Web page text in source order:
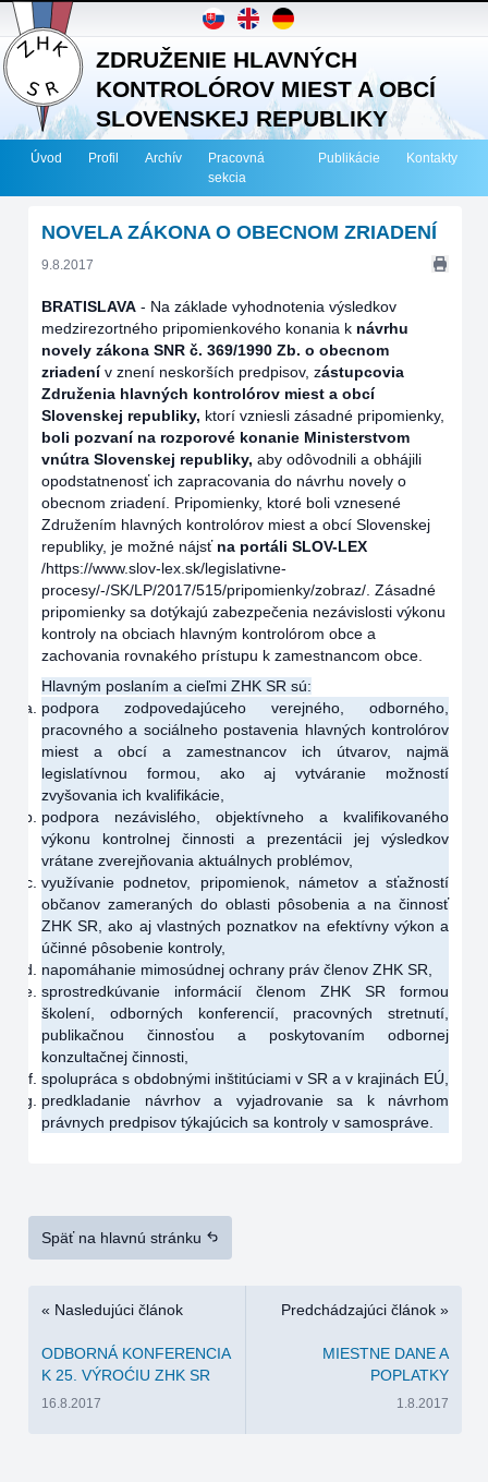
ZDRUŽENIE HLAVNÝCH
KONTROLÓROV MIEST A OBCÍ
SLOVENSKEJ REPUBLIKY
Úvod Profil Archív
Pracovná
sekcia
Publikácie Kontakty
NOVELA ZÁKONA O OBECNOM ZRIADENÍ
9.8.2017
BRATISLAVA - Na základe vyhodnotenia výsledkov
medzirezortného pripomienkového konania k návrhu
novely zákona SNR č. 369/1990 Zb. o obecnom
zriadenív znení neskorších predpisov, zástupcovia
Združenia hlavných kontrolórov miest a obcí
Slovenskej republiky, ktorí vzniesli zásadné pripomienky,
boli pozvaní na rozporové konanie Ministerstvom
vnútra Slovenskej republiky, aby odôvodnili a obhájili
opodstatnenosť ich zapracovania do návrhu novely o
obecnom zriadení. Pripomienky, ktoré boli vznesené
Združením hlavných kontrolórov miest a obcí Slovenskej
republiky, je možné nájsť na portáli SLOV-LEX
/https://www.slov-lex.sk/legislativne-
procesy/-/SK/LP/2017/515/pripomienky/zobraz/. Zásadné
pripomienky sa dotýkajú zabezpečenia nezávislosti výkonu
kontroly na obciach hlavným kontrolórom obce a
zachovania rovnakého prístupu k zamestnancom obce.
Hlavným poslaním a cieľmi ZHK SR sú:
podpora zodpovedajúceho verejného, odborného,
pracovného a sociálneho postavenia hlavných kontrolórov
miest a obcí a zamestnancov ich útvarov, najmä
legislatívnou formou, ako aj vytváranie možností
zvyšovania ich kvalifikácie,
podpora nezávislého, objektívneho a kvalifikovaného
výkonu kontrolnej činnosti a prezentácii jej výsledkov
vrátane zverejňovania aktuálnych problémov,
využívanie podnetov, pripomienok, námetov a sťažností
občanov zameraných do oblasti pôsobenia a na činnosť
ZHK SR, ako aj vlastných poznatkov na efektívny výkon a
účinné pôsobenie kontroly,
napomáhanie mimosúdnej ochrany práv členov ZHK SR,
sprostredkúvanie informácií členom ZHK SR formou
školení, odborných konferencií, pracovných stretnutí,
publikačnou činnosťou a poskytovaním odbornej
konzultačnej činnosti,
spolupráca s obdobnými inštitúciami v SR a v krajinách EÚ,
predkladanie návrhov a vyjadrovanie sa k návrhom
právnych predpisov týkajúcich sa kontroly v samospráve.
Späť na hlavnú stránku
« Nasledujúci článok
ODBORNÁ KONFERENCIA
K 25. VÝROĆIU ZHK SR
16.8.2017
Predchádzajúci článok »
MIESTNE DANE A
POPLATKY
1.8.2017